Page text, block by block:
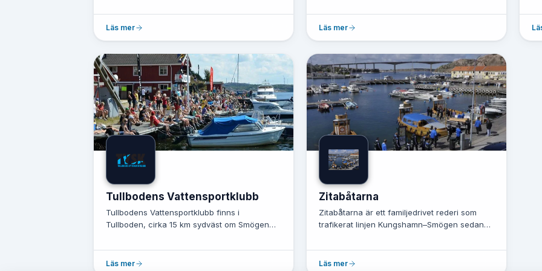
Läs mer Läs mer
Tullbodens Vattensportklubb
Tullbodens Vattensportklubb finns i
Tullboden, cirka 15 km sydväst om Smögen
Läs mer
Zitabåtarna
Zitabåtarna är ett familjedrivet rederi som
trafikerat linjen Kungshamn–Smögen sedan
Läs mer